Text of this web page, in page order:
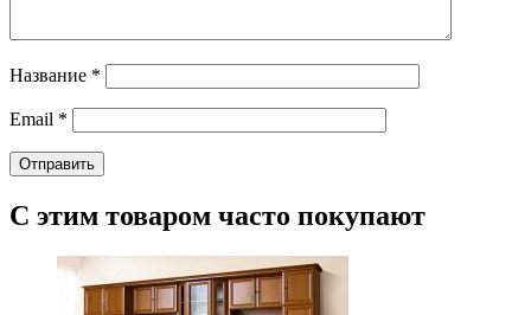
Название *
Email *
С этим товаром часто покупают